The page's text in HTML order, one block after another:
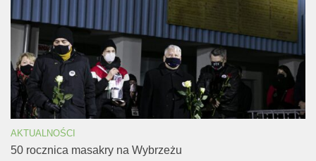
AKTUALNOŚCI
50 rocznica masakry na Wybrzeżu